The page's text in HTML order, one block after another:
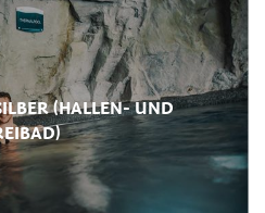
(HALLEN- UND